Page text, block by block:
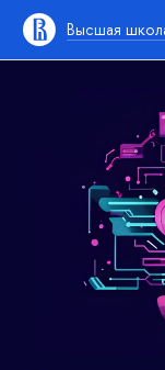
Высшая